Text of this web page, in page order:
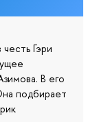
Гэри
В его
подбирает